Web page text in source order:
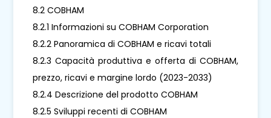
8.2 COBHAM
8.2.1 Informazioni su COBHAM Corporation
8.2.2 Panoramica di COBHAM e ricavi totali
8.2.3 Capacità produttiva e offerta di COBHAM,
prezzo, ricavi e margine lordo (2023-2033)
8.2.4 Descrizione del prodotto COBHAM
8.2.5 Sviluppi recenti di COBHAM